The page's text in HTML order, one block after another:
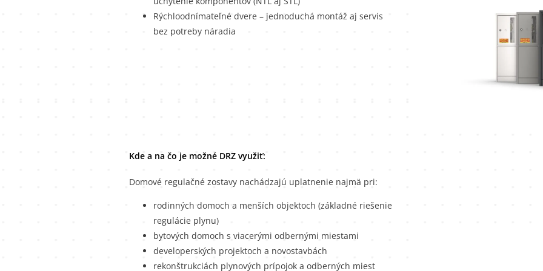
Rýchloodnímateľné dvere – jednoduchá montáž aj servis
bez potreby náradia
Kde a na čo je možné DRZ využiť:
Domové regulačné zostavy nachádzajú uplatnenie najmä pri:
rodinných domoch a menších objektoch (základné riešenie
regulácie plynu)
bytových domoch s viacerými odbernými miestami
developerských projektoch a novostavbách
rekonštrukciách plynových prípojok a odberných miest